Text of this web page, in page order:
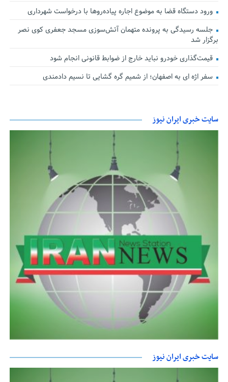
ورود دستگاه قضا به موضوع اجاره پیاده‌روها با درخواست شهرداری
جلسه رسیدگی به پرونده متهمان آتش‌سوزی مسجد جعفری کوی نصر
برگزار شد
قیمت‌گذاری خودرو نباید خارج از ضوابط قانونی انجام شود
سفر اژه ای به اصفهان؛ از شمیم گره گشایی تا نسیم دادمندی
سایت خبری ایران نیوز
سایت خبری ایران نیوز